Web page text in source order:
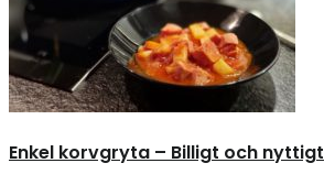
Enkel korvgryta – Billigt och nyttigt